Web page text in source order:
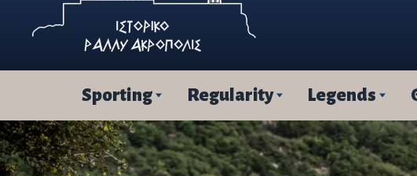
Sporting Regularity Legends